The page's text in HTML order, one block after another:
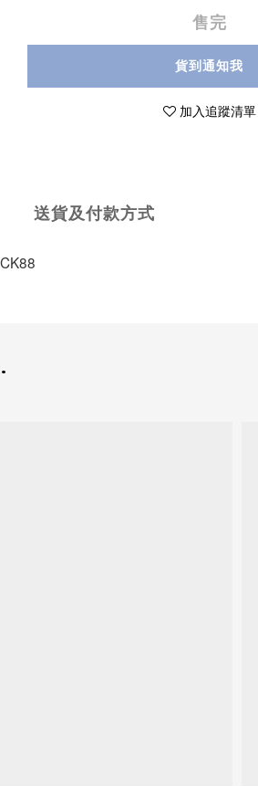
售完
貨到通知我
加入追蹤清單
送貨及付款方式